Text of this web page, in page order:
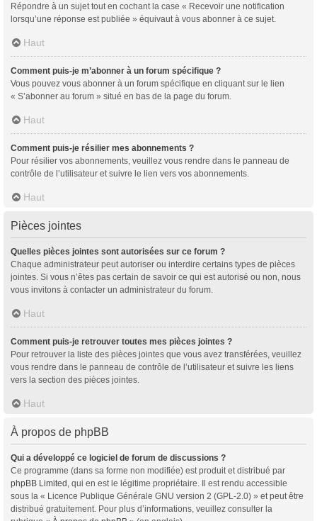
Répondre à un sujet tout en cochant la case « Recevoir une notification
lorsqu’une réponse est publiée » équivaut à vous abonner à ce sujet.
Haut
Comment puis-je m’abonner à un forum spécifique ?
Vous pouvez vous abonner à un forum spécifique en cliquant sur le lien
« S’abonner au forum » situé en bas de la page du forum.
Haut
Comment puis-je résilier mes abonnements ?
Pour résilier vos abonnements, veuillez vous rendre dans le panneau de
contrôle de l’utilisateur et suivre le lien vers vos abonnements.
Haut
Pièces jointes
Quelles pièces jointes sont autorisées sur ce forum ?
Chaque administrateur peut autoriser ou interdire certains types de pièces
jointes. Si vous n’êtes pas certain de savoir ce qui est autorisé ou non, nous
vous invitons à contacter un administrateur du forum.
Haut
Comment puis-je retrouver toutes mes pièces jointes ?
Pour retrouver la liste des pièces jointes que vous avez transférées, veuillez
vous rendre dans le panneau de contrôle de l’utilisateur et suivre les liens
vers la section des pièces jointes.
Haut
À propos de phpBB
Qui a développé ce logiciel de forum de discussions ?
Ce programme (dans sa forme non modifiée) est produit et distribué par
phpBB Limited, qui en est le légitime propriétaire. Il est rendu accessible
sous la « Licence Publique Générale GNU version 2 (GPL-2.0) » et peut être
distribué gratuitement. Pour plus d’informations, veuillez consulter la